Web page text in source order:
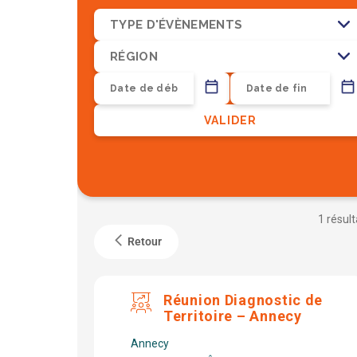
TYPE D'ÉVÈNEMENTS
RÉGION
VALIDER
1
Retour
Réunion Diagnostic de
Territoire – Annecy
Annecy